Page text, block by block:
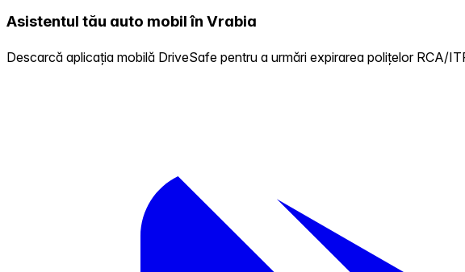
Asistentul tău auto mobil în Vrabia
Descarcă aplicația mobilă DriveSafe pentru a urmări expirarea polițelor RCA/